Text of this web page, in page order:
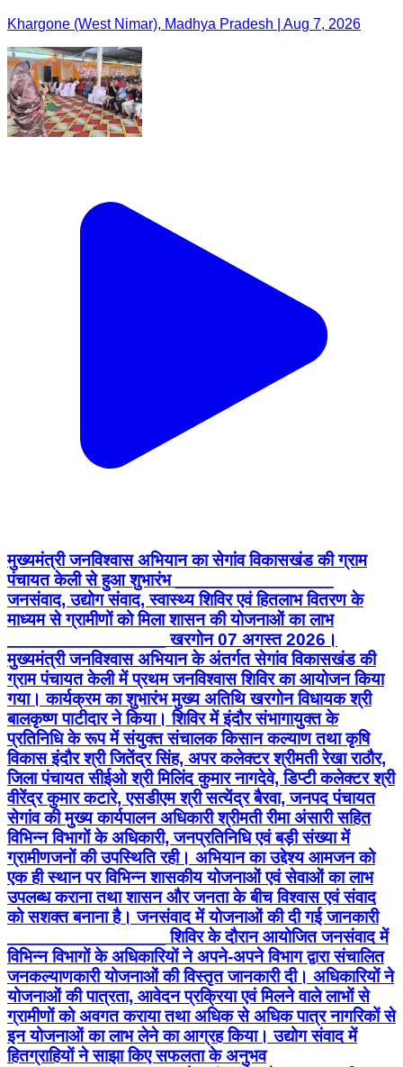
Khargone (West Nimar), Madhya Pradesh | Aug 7, 2026
मुख्यमंत्री जनविश्वास अभियान का सेगांव विकासखंड की ग्राम
पंचायत केली से हुआ शुभारंभ ________________
जनसंवाद, उद्योग संवाद, स्वास्थ्य शिविर एवं हितलाभ वितरण के
माध्यम से ग्रामीणों को मिला शासन की योजनाओं का लाभ
________________ खरगोन 07 अगस्त 2026।
मुख्यमंत्री जनविश्वास अभियान के अंतर्गत सेगांव विकासखंड की
ग्राम पंचायत केली में प्रथम जनविश्वास शिविर का आयोजन किया
गया। कार्यक्रम का शुभारंभ मुख्य अतिथि खरगोन विधायक श्री
बालकृष्ण पाटीदार ने किया। शिविर में इंदौर संभागायुक्त के
प्रतिनिधि के रूप में संयुक्त संचालक किसान कल्याण तथा कृषि
विकास इंदौर श्री जितेंद्र सिंह, अपर कलेक्टर श्रीमती रेखा राठौर,
जिला पंचायत सीईओ श्री मिलिंद कुमार नागदेवे, डिप्टी कलेक्टर श्री
वीरेंद्र कुमार कटारे, एसडीएम श्री सत्येंद्र बैरवा, जनपद पंचायत
सेगांव की मुख्य कार्यपालन अधिकारी श्रीमती रीमा अंसारी सहित
विभिन्न विभागों के अधिकारी, जनप्रतिनिधि एवं बड़ी संख्या में
ग्रामीणजनों की उपस्थिति रही। अभियान का उद्देश्य आमजन को
एक ही स्थान पर विभिन्न शासकीय योजनाओं एवं सेवाओं का लाभ
उपलब्ध कराना तथा शासन और जनता के बीच विश्वास एवं संवाद
को सशक्त बनाना है। जनसंवाद में योजनाओं की दी गई जानकारी
________________ शिविर के दौरान आयोजित जनसंवाद में
विभिन्न विभागों के अधिकारियों ने अपने-अपने विभाग द्वारा संचालित
जनकल्याणकारी योजनाओं की विस्तृत जानकारी दी। अधिकारियों ने
योजनाओं की पात्रता, आवेदन प्रक्रिया एवं मिलने वाले लाभों से
ग्रामीणों को अवगत कराया तथा अधिक से अधिक पात्र नागरिकों से
इन योजनाओं का लाभ लेने का आग्रह किया। उद्योग संवाद में
हितग्राहियों ने साझा किए सफलता के अनुभव